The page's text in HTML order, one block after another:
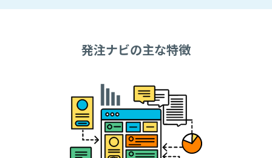
発注ナビの主な特徴